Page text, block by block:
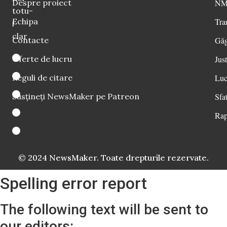
totu-
i
clar
Despre proiect
Echipa
Contacte
Oferte de lucru
Reguli de citare
Susțineți NewsMaker pe Patreon
© 2024 NewsMaker. Toate drepturile rezervate.
Spelling error report
The following text will be sent to